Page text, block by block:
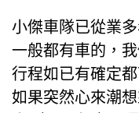
小傑車隊已從業
一般都有車的，
行程如已有確定
如果突然心來潮